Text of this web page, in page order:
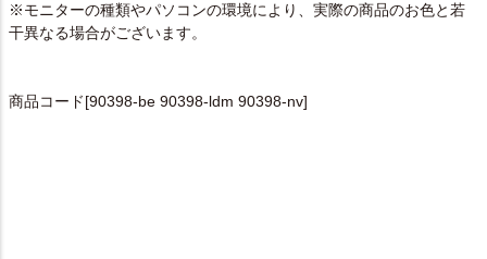
※モニターの種類やパソコンの環境により、実際の商品のお色と若
干異なる場合がございます。
商品コード[90398-be 90398-ldm 90398-nv]